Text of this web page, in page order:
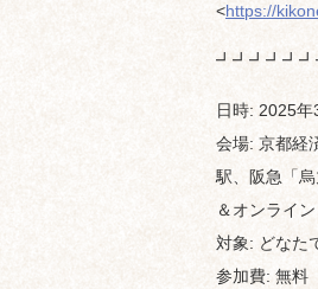
<https://
日時: 2025
会場: 京都経
駅、阪急「烏
＆オンライン
対象: どなた
参加費: 無料